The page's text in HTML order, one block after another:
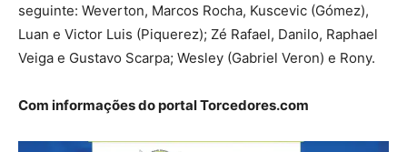
seguinte: Weverton, Marcos Rocha, Kuscevic (Gómez),
Luan e Victor Luis (Piquerez); Zé Rafael, Danilo, Raphael
Veiga e Gustavo Scarpa; Wesley (Gabriel Veron) e Rony.
Com informações do portal Torcedores.com